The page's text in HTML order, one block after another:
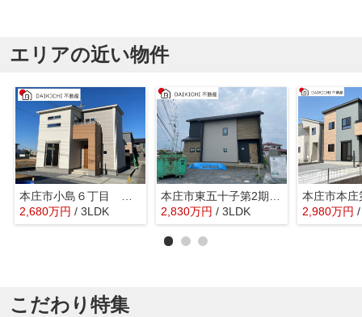
エリアの近い物件
本庄市小島６丁目 新築戸建 22号棟
2,680万円 / 3LDK
本庄市東五十子第2期 ワイウッドコート 新築戸建 全7区画 3号棟
2,830万円 / 3LDK 2,980万円
こだわり特集